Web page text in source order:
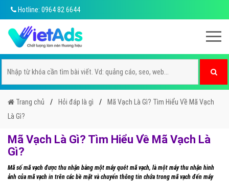
Hotline: 0964 82 6644
Trang chủ Hỏi đáp là gì
Mã Vạch Là Gì? Tìm Hiểu Về Mã Vạch
Là Gì?
Mã Vạch Là Gì? Tìm Hiểu Về Mã Vạch Là
Gì?
Mã số mã vạch được thu nhận bằng một máy quét mã vạch, là một máy thu nhận hình
ảnh của mã vạch in trên các bề mặt và chuyển thông tin chứa trong mã vạch đến máy